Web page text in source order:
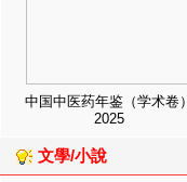
中国中医药年鉴（学术卷）
2025
文學/小說